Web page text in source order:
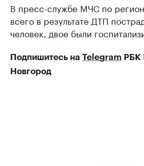
В пресс-службе МЧС по
всего в результате ДТП
человек, двое были
Подпишитесь на Telegram РБК
Новгород